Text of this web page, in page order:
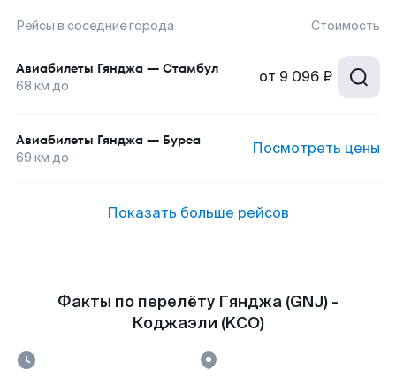
Рейсы в соседние города Стоимость
Авиабилеты Гянджа — Стамбул
68 км до от 9 096 ₽
Авиабилеты Гянджа — Бурса
69 км до Посмотреть цены
Показать больше рейсов
Факты по перелёту Гянджа (GNJ) -
Коджаэли (KCO)